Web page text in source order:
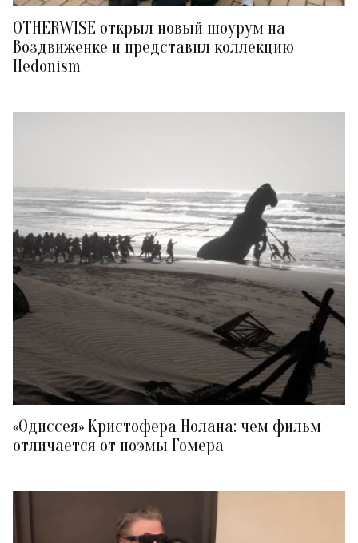
OTHERWISE открыл новый шоурум на
Воздвиженке и представил коллекцию
Hedonism
«Одиссея» Кристофера Нолана: чем фильм
отличается от поэмы Гомера